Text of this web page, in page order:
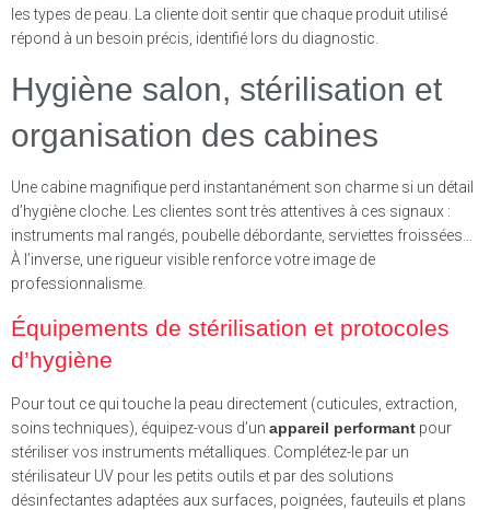
les types de peau. La cliente doit sentir que chaque produit utilisé
répond à un besoin précis, identifié lors du diagnostic.
Hygiène salon, stérilisation et
organisation des cabines
Une cabine magnifique perd instantanément son charme si un détail
d’hygiène cloche. Les clientes sont très attentives à ces signaux :
instruments mal rangés, poubelle débordante, serviettes froissées…
À l’inverse, une rigueur visible renforce votre image de
professionnalisme.
Équipements de stérilisation et protocoles
d’hygiène
Pour tout ce qui touche la peau directement (cuticules, extraction,
soins techniques), équipez-vous d’un appareil performant pour
stériliser vos instruments métalliques. Complétez-le par un
stérilisateur UV pour les petits outils et par des solutions
désinfectantes adaptées aux surfaces, poignées, fauteuils et plans